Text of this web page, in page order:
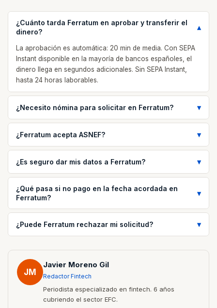
¿Cuánto tarda Ferratum en aprobar y transferir el
dinero?
La aprobación es automática: 20 min de media. Con SEPA
Instant disponible en la mayoría de bancos españoles, el
dinero llega en segundos adicionales. Sin SEPA Instant,
hasta 24 horas laborables.
¿Necesito nómina para solicitar en Ferratum?
¿Ferratum acepta ASNEF?
¿Es seguro dar mis datos a Ferratum?
¿Qué pasa si no pago en la fecha acordada en
Ferratum?
¿Puede Ferratum rechazar mi solicitud?
JM
Javier Moreno Gil
Redactor Fintech
Periodista especializado en fintech. 6 años
cubriendo el sector EFC.